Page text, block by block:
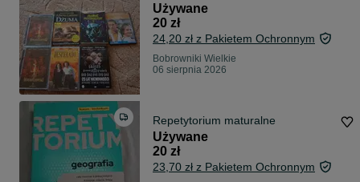
Używane
20 zł
24,20 zł z Pakietem Ochronnym
Bobrowniki Wielkie
06 sierpnia 2026
Repetytorium maturalne
Używane
20 zł
23,70 zł z Pakietem Ochronnym